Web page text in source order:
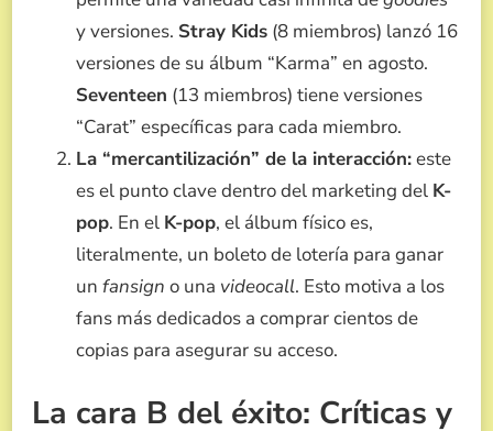
y versiones. Stray Kids (8 miembros) lanzó 16
versiones de su álbum “Karma” en agosto.
Seventeen (13 miembros) tiene versiones
“Carat” específicas para cada miembro.
La “mercantilización” de la interacción:este
es el punto clave dentro del marketing del K-
pop. En el K-pop, el álbum físico es,
literalmente, un boleto de lotería para ganar
un fansign o una videocall. Esto motiva a los
fans más dedicados a comprar cientos de
copias para asegurar su acceso.
La cara B del éxito: Críticas y